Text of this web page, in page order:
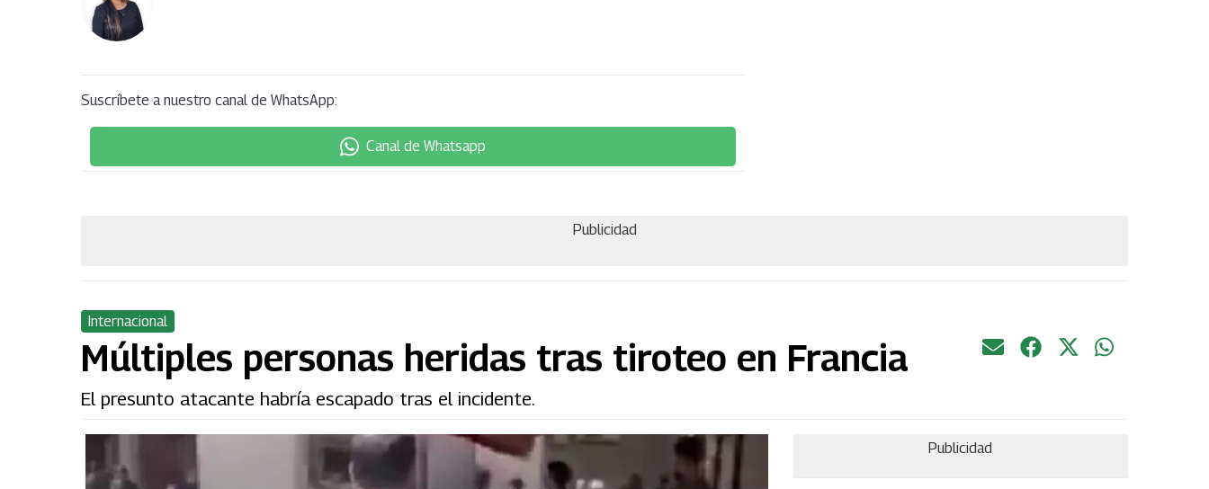
Suscríbete a nuestro canal de WhatsApp:
Canal de Whatsapp
Publicidad
Internacional
Múltiples personas heridas tras tiroteo en Francia
El presunto atacante habría escapado tras el incidente.
Publicidad